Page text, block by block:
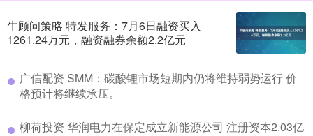
牛顾问策略 特发服务：7月6日融资买入
1261.24万元，融资融券余额2.2亿元
​广信配资 SMM：碳酸锂市场短期内仍将维持弱势运行 价
格预计将继续承压。
​柳荷投资 华润电力在保定成立新能源公司 注册资本2.03亿